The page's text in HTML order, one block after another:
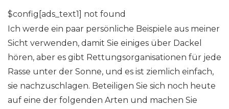
$config[ads_text1] not found
Ich werde ein paar persönliche Beispiele aus meiner
Sicht verwenden, damit Sie einiges über Dackel
hören, aber es gibt Rettungsorganisationen für jede
Rasse unter der Sonne, und es ist ziemlich einfach,
sie nachzuschlagen. Beteiligen Sie sich noch heute
auf eine der folgenden Arten und machen Sie